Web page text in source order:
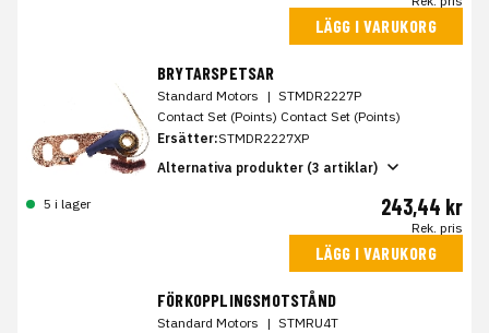
LÄGG I VARUKORG
BRYTARSPETSAR
Standard Motors | STMDR2227P
Contact Set (Points) Contact Set (Points)
Ersätter:STMDR2227XP
Alternativa produkter (3 artiklar)
5 i lager 243,44 kr
Rek. pris
LÄGG I VARUKORG
FÖRKOPPLINGSMOTSTÅND
Standard Motors | STMRU4T